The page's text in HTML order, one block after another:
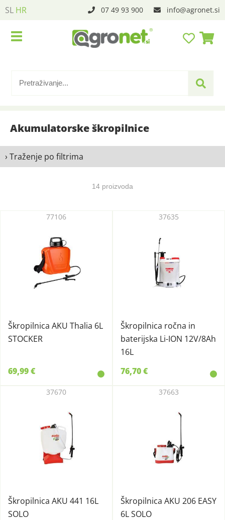
SL HR 07 49 93 900 info agronet.si
Akumulatorske škropilnice
› Traženje po filtrima
14 proizvoda
Škropilnica AKU Thalia 6L
STOCKER
77106
69,99 €
Škropilnica ročna in
baterijska Li-ION 12V/8Ah
16L
37635
76,70 €
Škropilnica AKU 441 16L
SOLO
37670
Škropilnica AKU 206 EASY
6L SOLO
37663